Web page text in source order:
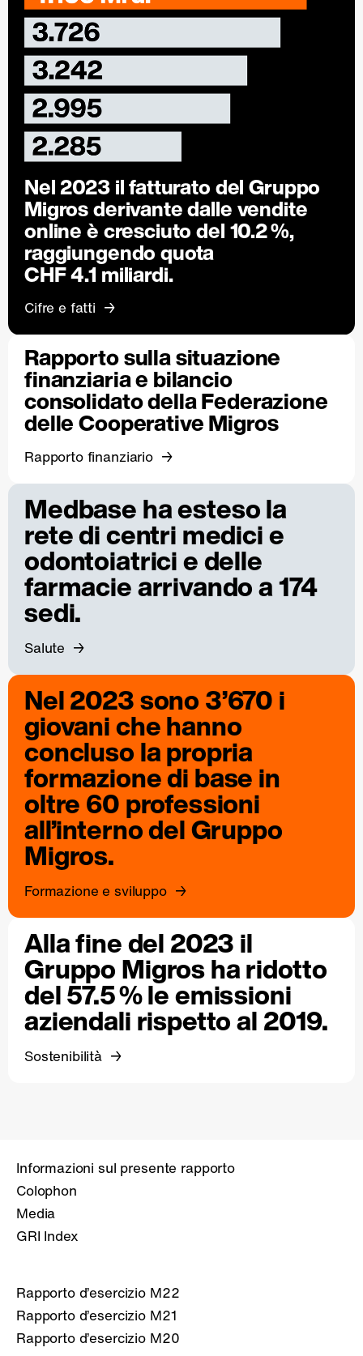
Nel 2023 il fatturato del Gruppo
Migros derivante dalle vendite
online è cresciuto del 10.2 %,
raggiungendo quota
CHF 4.1 miliardi.
Cifre e fatti
Rapporto sulla situazione
finanziaria e bilancio
consolidato della Federazione
delle Cooperative Migros
Rapporto finanziario
Medbase ha esteso la
rete di centri medici e
odontoiatrici e delle
farmacie arrivando a 174
sedi.
Salute
Nel 2023 sono 3’670 i
giovani che hanno
concluso la propria
formazione di base in
oltre 60 professioni
all’interno del Gruppo
Migros.
Formazione e sviluppo
Alla fine del 2023 il
Gruppo Migros ha ridotto
del 57.5 % le emissioni
aziendali rispetto al 2019.
Sostenibilità
Informazioni sul presente rapporto
Colophon
Media
GRI Index
Rapporto d’esercizio M22
Rapporto d’esercizio M21
Rapporto d’esercizio M20